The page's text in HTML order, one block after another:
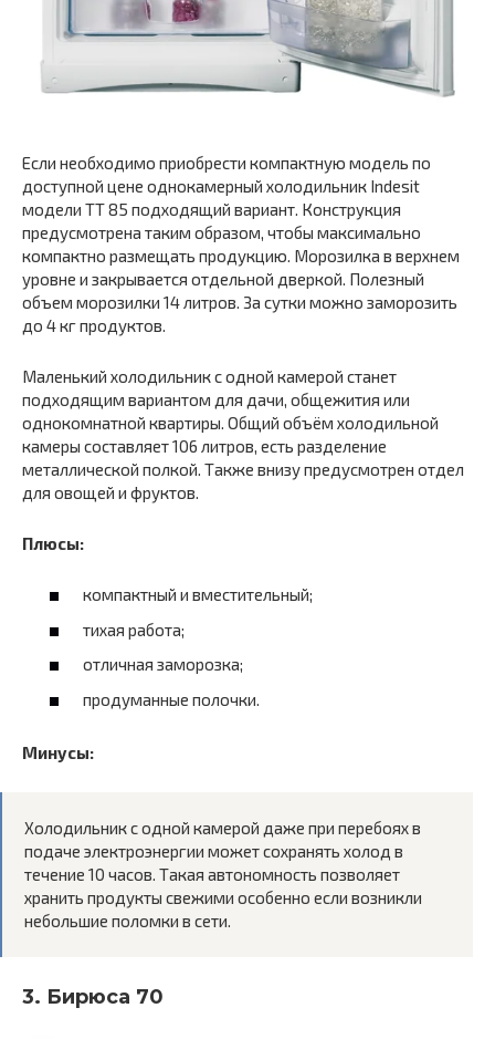
Если необходимо приобрести компактную модель по
доступной цене однокамерный холодильник Indesit
модели TT 85 подходящий вариант. Конструкция
предусмотрена таким образом, чтобы максимально
компактно размещать продукцию. Морозилка в верхнем
уровне и закрывается отдельной дверкой. Полезный
объем морозилки 14 литров. За сутки можно заморозить
до 4 кг продуктов.
Маленький холодильник с одной камерой станет
подходящим вариантом для дачи, общежития или
однокомнатной квартиры. Общий объём холодильной
камеры составляет 106 литров, есть разделение
металлической полкой. Также внизу предусмотрен отдел
для овощей и фруктов.
Плюсы:
компактный и вместительный;
тихая работа;
отличная заморозка;
продуманные полочки.
Минусы:
Холодильник с одной камерой даже при перебоях в
подаче электроэнергии может сохранять холод в
течение 10 часов. Такая автономность позволяет
хранить продукты свежими особенно если возникли
небольшие поломки в сети.
3. Бирюса 70